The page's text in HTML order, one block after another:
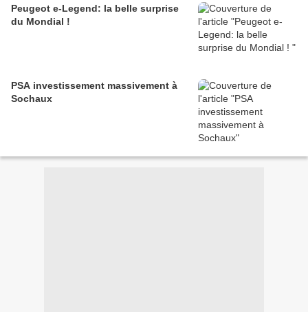
Peugeot e-Legend: la belle surprise
du Mondial !
PSA investissement massivement à
Sochaux